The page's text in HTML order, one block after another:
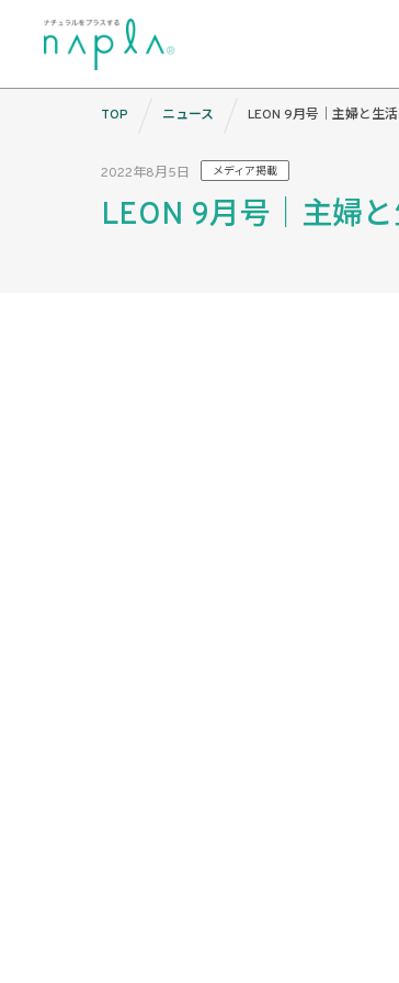
2022年8月5日 メディア掲載
LEON 9月号｜主婦
TOP ニュース LEON 9月号｜主婦と生